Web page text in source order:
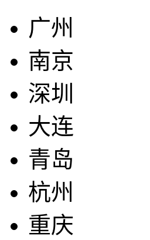
广州
南京
深圳
大连
青岛
杭州
重庆